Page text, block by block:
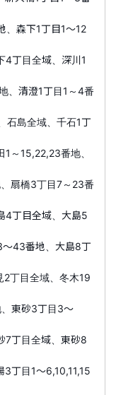
1丁目1～12
全域、深川1
1丁目1～4番
域、千石1丁
番地、
丁目7～23番
全域、大島5
地、大島8丁
域、冬木19
3丁目3～
全域、東砂8
～6,10,11,15